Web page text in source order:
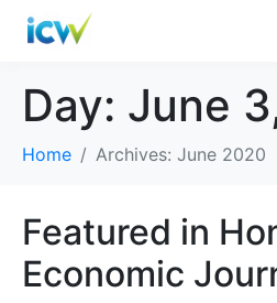
Day: June
Home Archives: June 2020
Featured in
Economic